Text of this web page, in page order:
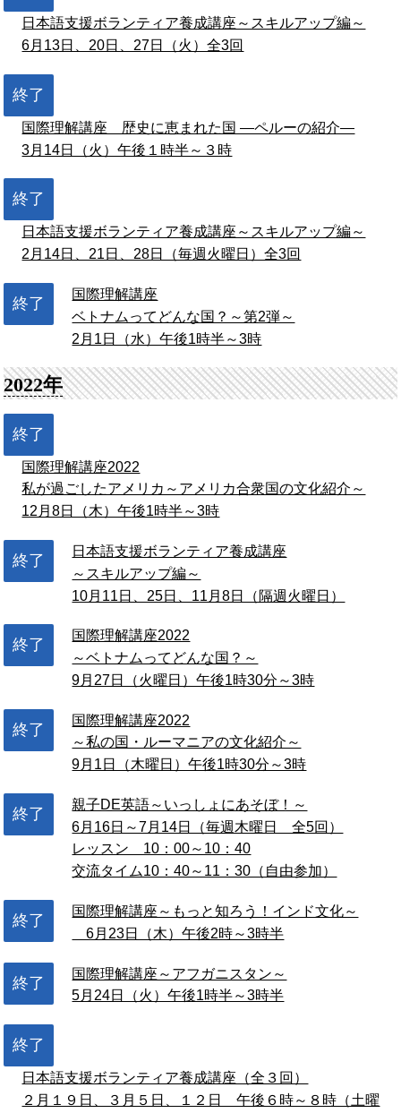
日本語支援ボランティア養成講座～スキルアップ編～
6月13日、20日、27日（火）全3回
終了
国際理解講座 歴史に恵まれた国 ―ペルーの紹介―
3月14日（火）午後１時半～３時
終了
日本語支援ボランティア養成講座～スキルアップ編～
2月14日、21日、28日（毎週火曜日）全3回
終了
国際理解講座
ベトナムってどんな国？～第2弾～
2月1日（水）午後1時半～3時
2022年
終了
国際理解講座2022
私が過ごしたアメリカ～アメリカ合衆国の文化紹介～
12月8日（木）午後1時半～3時
終了
日本語支援ボランティア養成講座
～スキルアップ編～
10月11日、25日、11月8日（隔週火曜日）
終了
国際理解講座2022
～ベトナムってどんな国？～
9月27日（火曜日）午後1時30分～3時
終了
国際理解講座2022
～私の国・ルーマニアの文化紹介～
9月1日（木曜日）午後1時30分～3時
終了
親子DE英語～いっしょにあそぼ！～
6月16日～7月14日（毎週木曜日 全5回）
レッスン 10：00～10：40
交流タイム10：40～11：30（自由参加）
終了
国際理解講座～もっと知ろう！インド文化～
6月23日（木）午後2時～3時半
終了
国際理解講座～アフガニスタン～
5月24日（火）午後1時半～3時半
終了
日本語支援ボランティア養成講座（全３回）
２月１９日、３月５日、１２日 午後６時～８時（土曜